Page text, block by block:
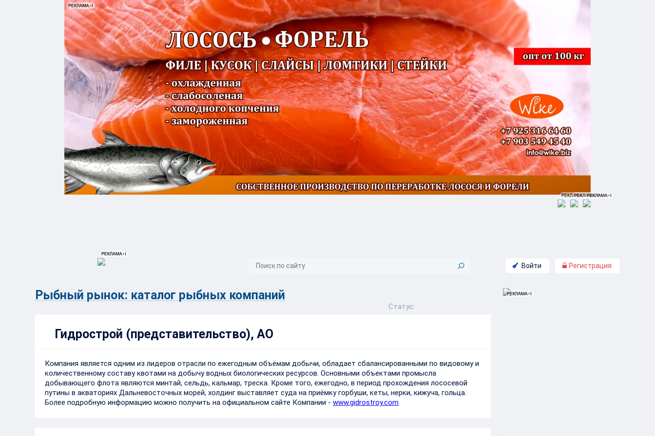
Войти Регистрация
Рыбный рынок: каталог рыбных компаний
Статус:
Гидрострой (представительство), АО
Компания является одним из лидеров отрасли по ежегодным объёмам добычи, обладает сбалансированными по видовому и
количественному составу квотами на добычу водных биологических ресурсов. Основными объектами промысла
добывающего флота являются минтай, сельдь, кальмар, треска. Кроме того, ежегодно, в период прохождения лососевой
путины в акваториях Дальневосточных морей, холдинг выставляет суда на приёмку горбуши, кеты, нерки, кижуча, гольца.
Более подробную информацию можно получить на официальном сайте Компании - www.gidrostroy.com